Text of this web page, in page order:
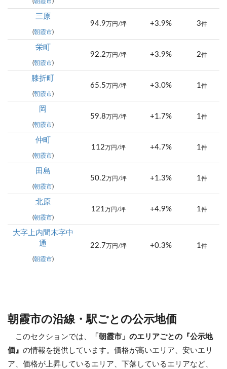
三原
(朝霞市)
94.9 万円/坪 +3.9% 3件
栄町
(朝霞市)
92.2 万円/坪 +3.9% 2件
膝折町
(朝霞市)
65.5 万円/坪 +3.0% 1件
岡
(朝霞市)
59.8 万円/坪 +1.7% 1件
仲町
(朝霞市)
112 万円/坪 +4.7% 1件
田島
(朝霞市)
50.2 万円/坪 +1.3% 1件
北原
(朝霞市)
121 万円/坪 +4.9% 1件
大字上内間木字中
通
(朝霞市)
22.7 万円/坪 +0.3% 1件
朝霞市の沿線・駅ごとの公示地価
このセクションでは、
「朝霞市」のエリアごとの『公示地
価』 の情報を提供しています。価格が高いエリア、安いエリ
ア、価格が上昇しているエリア、下落しているエリアなど、